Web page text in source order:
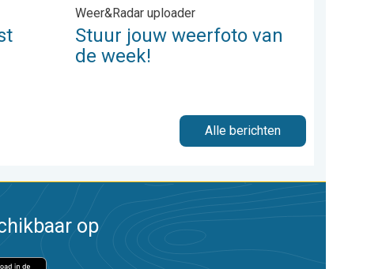
Weer&Radar uploader
Stuur jouw weerfoto van
de week!
Alle berichten
op